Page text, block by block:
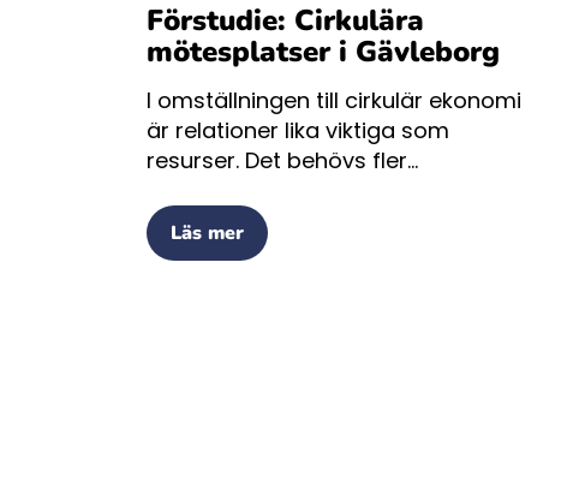
Förstudie: Cirkulära
mötesplatser i Gävleborg
I omställningen till cirkulär ekonomi
är relationer lika viktiga som
resurser. Det behövs fler...
Läs mer